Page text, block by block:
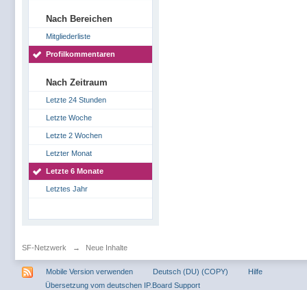
Nach Bereichen
Mitgliederliste
Profilkommentaren
Nach Zeitraum
Letzte 24 Stunden
Letzte Woche
Letzte 2 Wochen
Letzter Monat
Letzte 6 Monate
Letztes Jahr
SF-Netzwerk → Neue Inhalte
Mobile Version verwenden Deutsch (DU) (COPY)
Hilfe
Übersetzung vom deutschen IP.Board Support